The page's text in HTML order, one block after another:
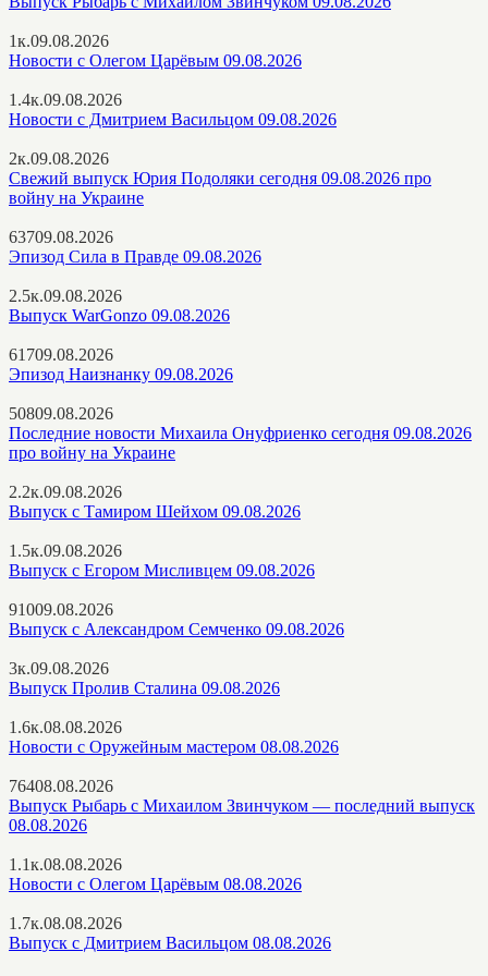
1к.09.08.2026
Новости с Олегом Царёвым 09.08.2026
1.4к.09.08.2026
Новости с Дмитрием Васильцом 09.08.2026
2к.09.08.2026
Свежий выпуск Юрия Подоляки сегодня 09.08.2026 про
войну на Украине
63709.08.2026
Эпизод Сила в Правде 09.08.2026
2.5к.09.08.2026
Выпуск WarGonzo 09.08.2026
61709.08.2026
Эпизод Наизнанку 09.08.2026
50809.08.2026
Последние новости Михаила Онуфриенко сегодня 09.08.2026
про войну на Украине
2.2к.09.08.2026
Выпуск с Тамиром Шейхом 09.08.2026
1.5к.09.08.2026
Выпуск с Егором Мисливцем 09.08.2026
91009.08.2026
Выпуск с Александром Семченко 09.08.2026
3к.09.08.2026
Выпуск Пролив Сталина 09.08.2026
1.6к.08.08.2026
Новости с Оружейным мастером 08.08.2026
76408.08.2026
Выпуск Рыбарь с Михаилом Звинчуком — последний выпуск
08.08.2026
1.1к.08.08.2026
Новости с Олегом Царёвым 08.08.2026
1.7к.08.08.2026
Выпуск с Дмитрием Васильцом 08.08.2026